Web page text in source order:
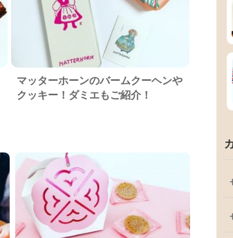
マッターホーンのバームクーヘンや
クッキー！ダミエもご紹介！